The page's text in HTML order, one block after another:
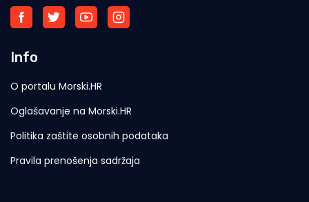
Info
O portalu Morski.HR
Oglašavanje na Morski.HR
Politika zaštite osobnih podataka
Pravila prenošenja sadržaja